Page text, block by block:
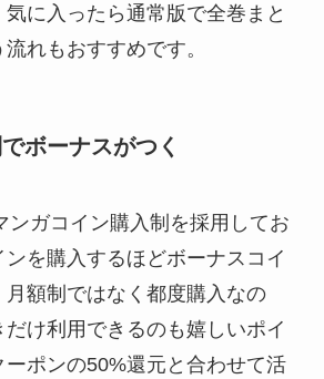
に入ったら通常版で全巻まと
れもおすすめです。
ボーナスがつく
ンガコイン購入制を採用してお
ンを購入するほどボーナスコイ
月額制ではなく都度購入なの
け利用できるのも嬉しいポイ
ーポンの50%還元と合わせて活